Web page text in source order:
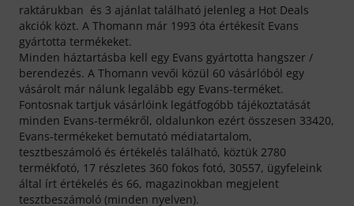
raktárukban és 3 ajánlat található jelenleg a Hot Deals
akciók közt. A Thomann már 1993 óta értékesít Evans
gyártotta termékeket.
Minden háztartásba kell egy Evans gyártotta hangszer /
berendezés. A Thomann vevői közül 60 vásárlóból egy
vásárolt már nálunk legalább egy Evans-terméket.
Fontosnak tartjuk vásárlóink legátfogóbb tájékoztatását
minden Evans-termékről, oldalunkon ezért összesen 33420,
Evans-termékeket bemutató médiatartalom,
tesztbeszámoló és értékelés található, köztük 2780
termékfotó, 17 részletes 360 fokos fotó, 30557, ügyfeleink
által írt értékelés és 66, magazinokban megjelent
tesztbeszámoló (minden nyelven).